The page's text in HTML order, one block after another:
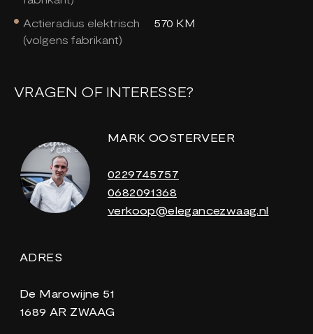
Actieradius elektrisch
(volgens fabrikant)
570 KM
VRAGEN OF INTERESSE?
MARK OOSTERVEER
0229745757
0682091368
verkoop@elegancezwaag.nl
ADRES
De Marowijne 51
1689 AR ZWAAG